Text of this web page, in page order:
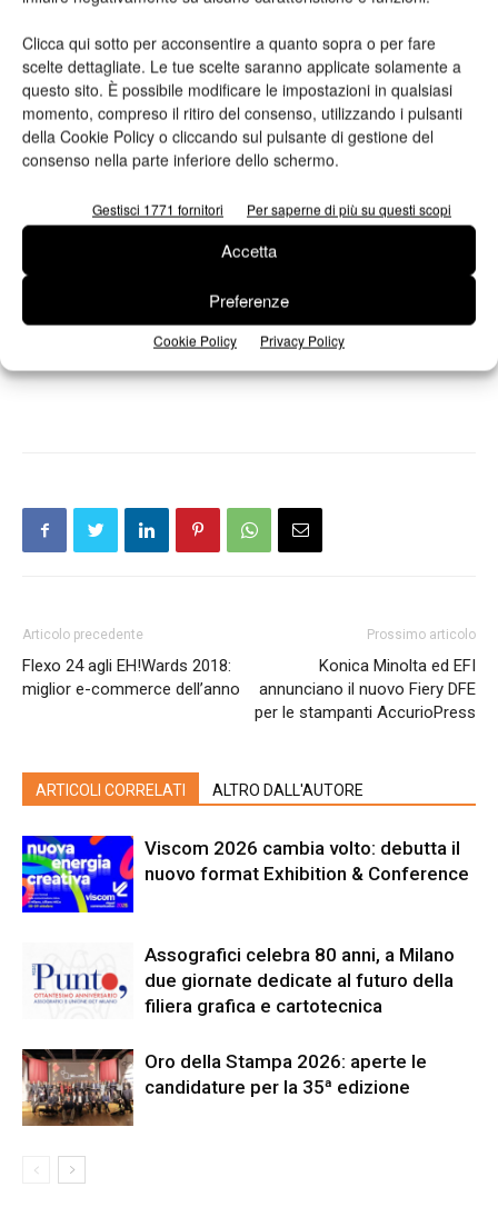
Clicca qui sotto per acconsentire a quanto sopra o per fare
scelte dettagliate. Le tue scelte saranno applicate solamente a
questo sito. È possibile modificare le impostazioni in qualsiasi
momento, compreso il ritiro del consenso, utilizzando i pulsanti
della Cookie Policy o cliccando sul pulsante di gestione del
consenso nella parte inferiore dello schermo.
Gestisci 1771 fornitori Per saperne di più su questi scopi
Accetta
Preferenze
Cookie Policy Privacy Policy
supporti: dagli accessori moda e abbigliamento (grazie alla
stampa transfer) alla segnaletica interna ed esterna, passando
per la prototipazione.
Nell’ambito Wide Format sarà presente l’ultima nata, la
ColorPainter E-64s è dotata di 6 canali colore (CMYK, Lc, Lm)
e abbina alta risoluzione (leggibilità dei caratteri fino a 2 punti) a
un range impressionante di applicazioni, su materiali come
backlit, tessuto tecnico, carta da parati, mesh, PVC, banner,
vinile e altri tipi di supporto.
Articolo precedente
Flexo 24 agli EH!Wards 2018:
miglior e-commerce dell’anno
Prossimo articolo
Konica Minolta ed EFI
annunciano il nuovo Fiery DFE
per le stampanti AccurioPress
ARTICOLI CORRELATI ALTRO DALL'AUTORE
Viscom 2026 cambia volto: debutta il
nuovo format Exhibition & Conference
Assografici celebra 80 anni, a Milano
due giornate dedicate al futuro della
filiera grafica e cartotecnica
Oro della Stampa 2026: aperte le
candidature per la 35ª edizione